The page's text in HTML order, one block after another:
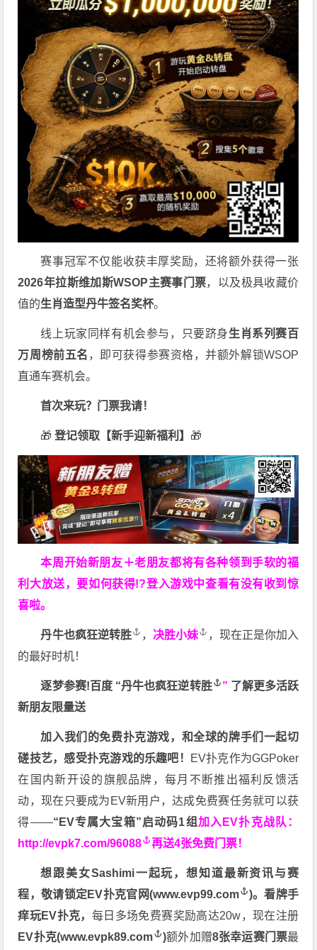
赛事冠军不仅能收获丰厚奖励，还将额外获得一张
2026年拉斯维加斯WSOP主赛事门票，以及极具收藏价
值的生肖造型丹牛签名奖杯。
线上玩家同样有机会参与，只要跻身生肖系列赛百
万周榜前五名 ，即可获得参赛资格，并额外解锁WSOP
直通车赛机会。
首次来玩？门票我请！
🎁 登记领取【新手迎新福利】 🎁
本周开始新朋友＋老朋友都将有各种领到手软的福
利大放送，要如何获得!?登入游戏中查看有没有收到惊
喜啦。
丹牛也疯狂逆转胜 ， 决胜小妹
，现在正是你加入
的最好时机！
逐梦参赛!百度 “丹牛也疯狂逆转胜 ” 了解更多活跃
新朋友限量送
加入我们的免费扑克游戏，和全球的牌手们一起切
磋技艺，感受扑克游戏的乐趣吧！
EV扑克作为GGPoker
在国内新开设的旗舰品牌，每月不断推出福利反馈活
动，现在只要成为EV新用户，达成免费赛任务就可以获
得——“EV专属大宝箱”启动码1组 加入EV扑克战队：
http://evpk7.com/96088
再送4张免费门票！
想跟美女Sashimi一起玩，想知道最新资讯与赛
程，敬请锁定EV扑克官网(www.evp99.com )。看牌手
痒玩EV扑克， 每日多场免费赛奖励高达20w，现在注册
EV扑克(www.evpk89.com )额外加赠8张幸运赛门票最